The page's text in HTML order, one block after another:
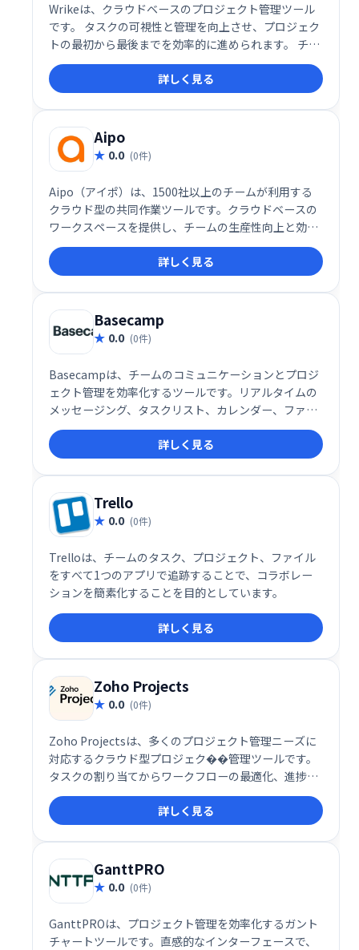
Wrikeは、クラウドベースのプロジェクト管理ツール
です。 タスクの可視性と管理を向上させ、プロジェク
トの最初から最後までを効率的に進められます。 チー
ムコラボレーションを促進し、スムーズなワークフロ
ーを実現することで、生産性向上に貢献します。
詳しく見る
Aipo
0.0 (0件)
Aipo（アイポ）は、1500社以上のチームが利用する
クラウド型の共同作業ツールです。クラウドベースの
ワークスペースを提供し、チームの生産性向上と効率
的な共同作業を実現します。
詳しく見る
Basecamp
0.0 (0件)
Basecampは、チームのコミュニケーションとプロジ
ェクト管理を効率化するツールです。リアルタイムの
メッセージング、タスクリスト、カレンダー、ファイ
ル共有機能により、チームメンバーは常に状況を把握
し、スムーズに連携できます。優先順位付けや期限管
理も容易になり、生産性の向上に貢献します。
詳しく見る
Trello
0.0 (0件)
Trelloは、チームのタスク、プロジェクト、ファイル
をすべて1つのアプリで追跡することで、コラボレー
ションを簡素化することを目的としています。
詳しく見る
Zoho Projects
0.0 (0件)
Zoho Projectsは、多くのプロジェクト管理ニーズに
対応するクラウド型プロジェク��管理ツールです。
タスクの割り当てからワークフローの最適化、進捗状
況の可視化、バグ管理まで、プロジェクトの効率的な
推進を支援します。
詳しく見る
GanttPRO
0.0 (0件)
GanttPROは、プロジェクト管理を効率化するガント
チャートツールです。直感的なインターフェースで、